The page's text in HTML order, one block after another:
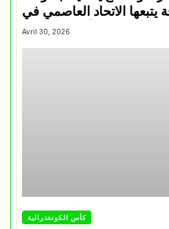
يتبعها الاتحاد العاصمي في
تتويجاته آخر السنوات
Avril 30, 2026
كأس الكونفدرالية